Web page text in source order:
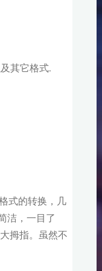
其它格式.
式的转换，几
洁，一目了
拇指。虽然不